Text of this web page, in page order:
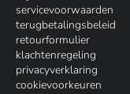
servicevoorwaarden
terugbetalingsbeleid
retourformulier
klachtenregeling
privacyverklaring
cookievoorkeuren